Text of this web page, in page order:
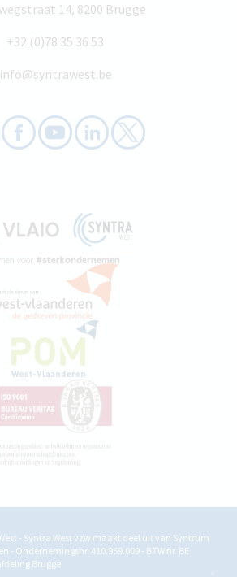
14, 8200 Brugge
+32 (0)78 35 36 53
info@syntrawest.be
- Syntra West vzw maakt deel uit van Syntrum
- Ondernemingsnr. 410.959.009 - BTW nr. BE
Brugge